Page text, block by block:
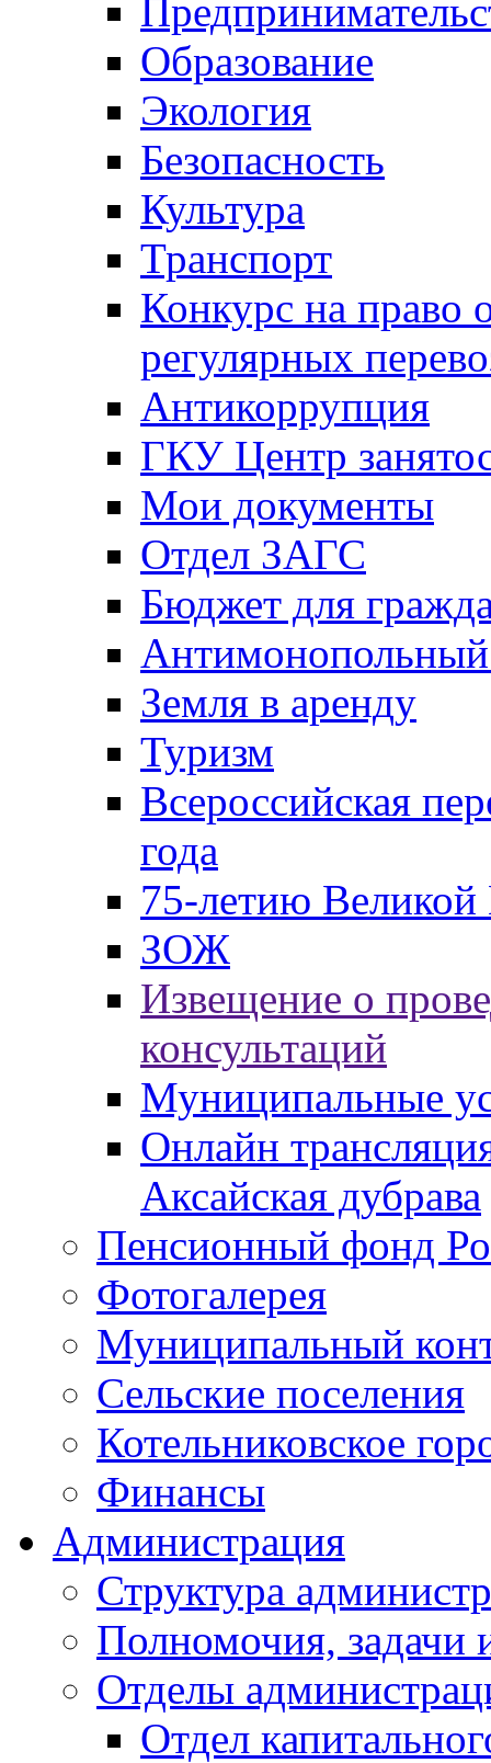
Образование
Экология
Безопасность
Культура
Транспорт
Конкурс на право
регулярных
Антикоррупция
ГКУ Центр
Мои документы
Отдел ЗАГС
Бюджет для
Антимонопольный
Земля в аренду
Туризм
Всероссийская
года
75-летию
ЗОЖ
Извещение о
консультаций
Муниципальные
Онлайн
Аксайская дубрава
Пенсионный фонд
Фотогалерея
Муниципальный
Сельские поселения
Котельниковское
Финансы
Администрация
Структура
Полномочия, задачи
Отделы
Отдел